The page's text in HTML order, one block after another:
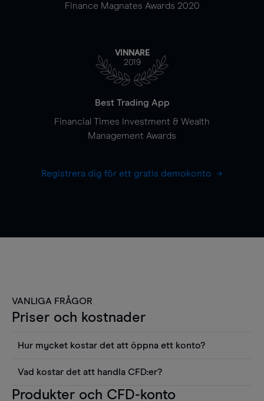
Finance Magnates Awards 2020
VINNARE
2019
Best Trading App
Financial Times Investment & Wealth
Management Awards
Registrera dig för ett gratis demokonto
VANLIGA FRÅGOR
Priser och kostnader
Hur mycket kostar det att öppna ett konto?
använda sådana verktyg som diagram, Reuters
Vad kostar det att handla CFD:er?
Det är en rad kostnader att tänka på när man
Produkter och CFD-konto